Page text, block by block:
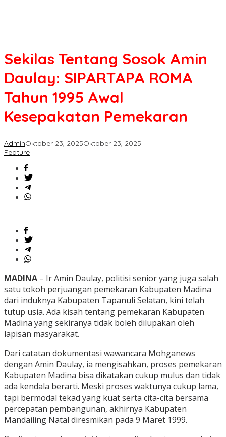
Sekilas Tentang Sosok Amin
Daulay: SIPARTAPA ROMA
Tahun 1995 Awal
Kesepakatan Pemekaran
AdminOktober 23, 2025Oktober 23, 2025
Feature
MADINA – Ir Amin Daulay, politisi senior yang juga salah
satu tokoh perjuangan pemekaran Kabupaten Madina
dari induknya Kabupaten Tapanuli Selatan, kini telah
tutup usia. Ada kisah tentang pemekaran Kabupaten
Madina yang sekiranya tidak boleh dilupakan oleh
lapisan masyarakat.
Dari catatan dokumentasi wawancara Mohganews
dengan Amin Daulay, ia mengisahkan, ‎proses pemekaran
Kabupaten Madina bisa dikatakan cukup mulus dan tidak
ada kendala berarti. Meski proses waktunya cukup lama,
tapi bermodal tekad yang kuat serta cita-cita bersama
percepatan pembangunan, akhirnya Kabupaten
Mandailing Natal diresmikan pada 9 Maret 1999.